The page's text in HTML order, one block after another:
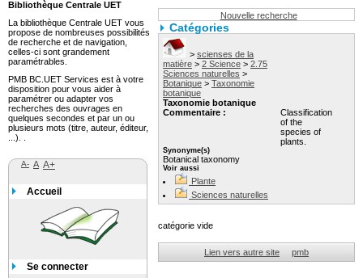
Nouvelle recherche
Catégories
> scienses de la
matière > 2 Science > 2.75
Sciences naturelles >
Botanique > Taxonomie
botanique
Taxonomie botanique
Commentaire :
Classification
of the
species of
plants.
Synonyme(s)
Botanical taxonomy
Voir aussi
Plante
Sciences naturelles
catégorie vide
Lien vers autre site pmb
Bibliothèque Centrale UET
La bibliothèque Centrale UET vous
propose de nombreuses possibilités
de recherche et de navigation,
celles-ci sont grandement
paramétrables.
PMB BC.UET Services est à votre
disposition pour vous aider à
paramétrer ou adapter vos
recherches des ouvrages en
quelques secondes et par un ou
plusieurs mots (titre, auteur, éditeur,
...). .
A- A A+
Accueil
Se connecter